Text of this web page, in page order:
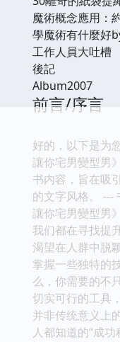
魔術概念應用：
學魔術有什麼好
工作人員大吐槽
後記
Album2007
前言/序言
好的，以下是为
讓你宅男變型男
书内容，旨在吸
的文字风格。 ---
讓你宅男變型男
我们都在寻找提
渴望在人群中脱
掌握一些独特的
么，你需要的不
切实可行的工具
并非传统意义上
人都知道的“成